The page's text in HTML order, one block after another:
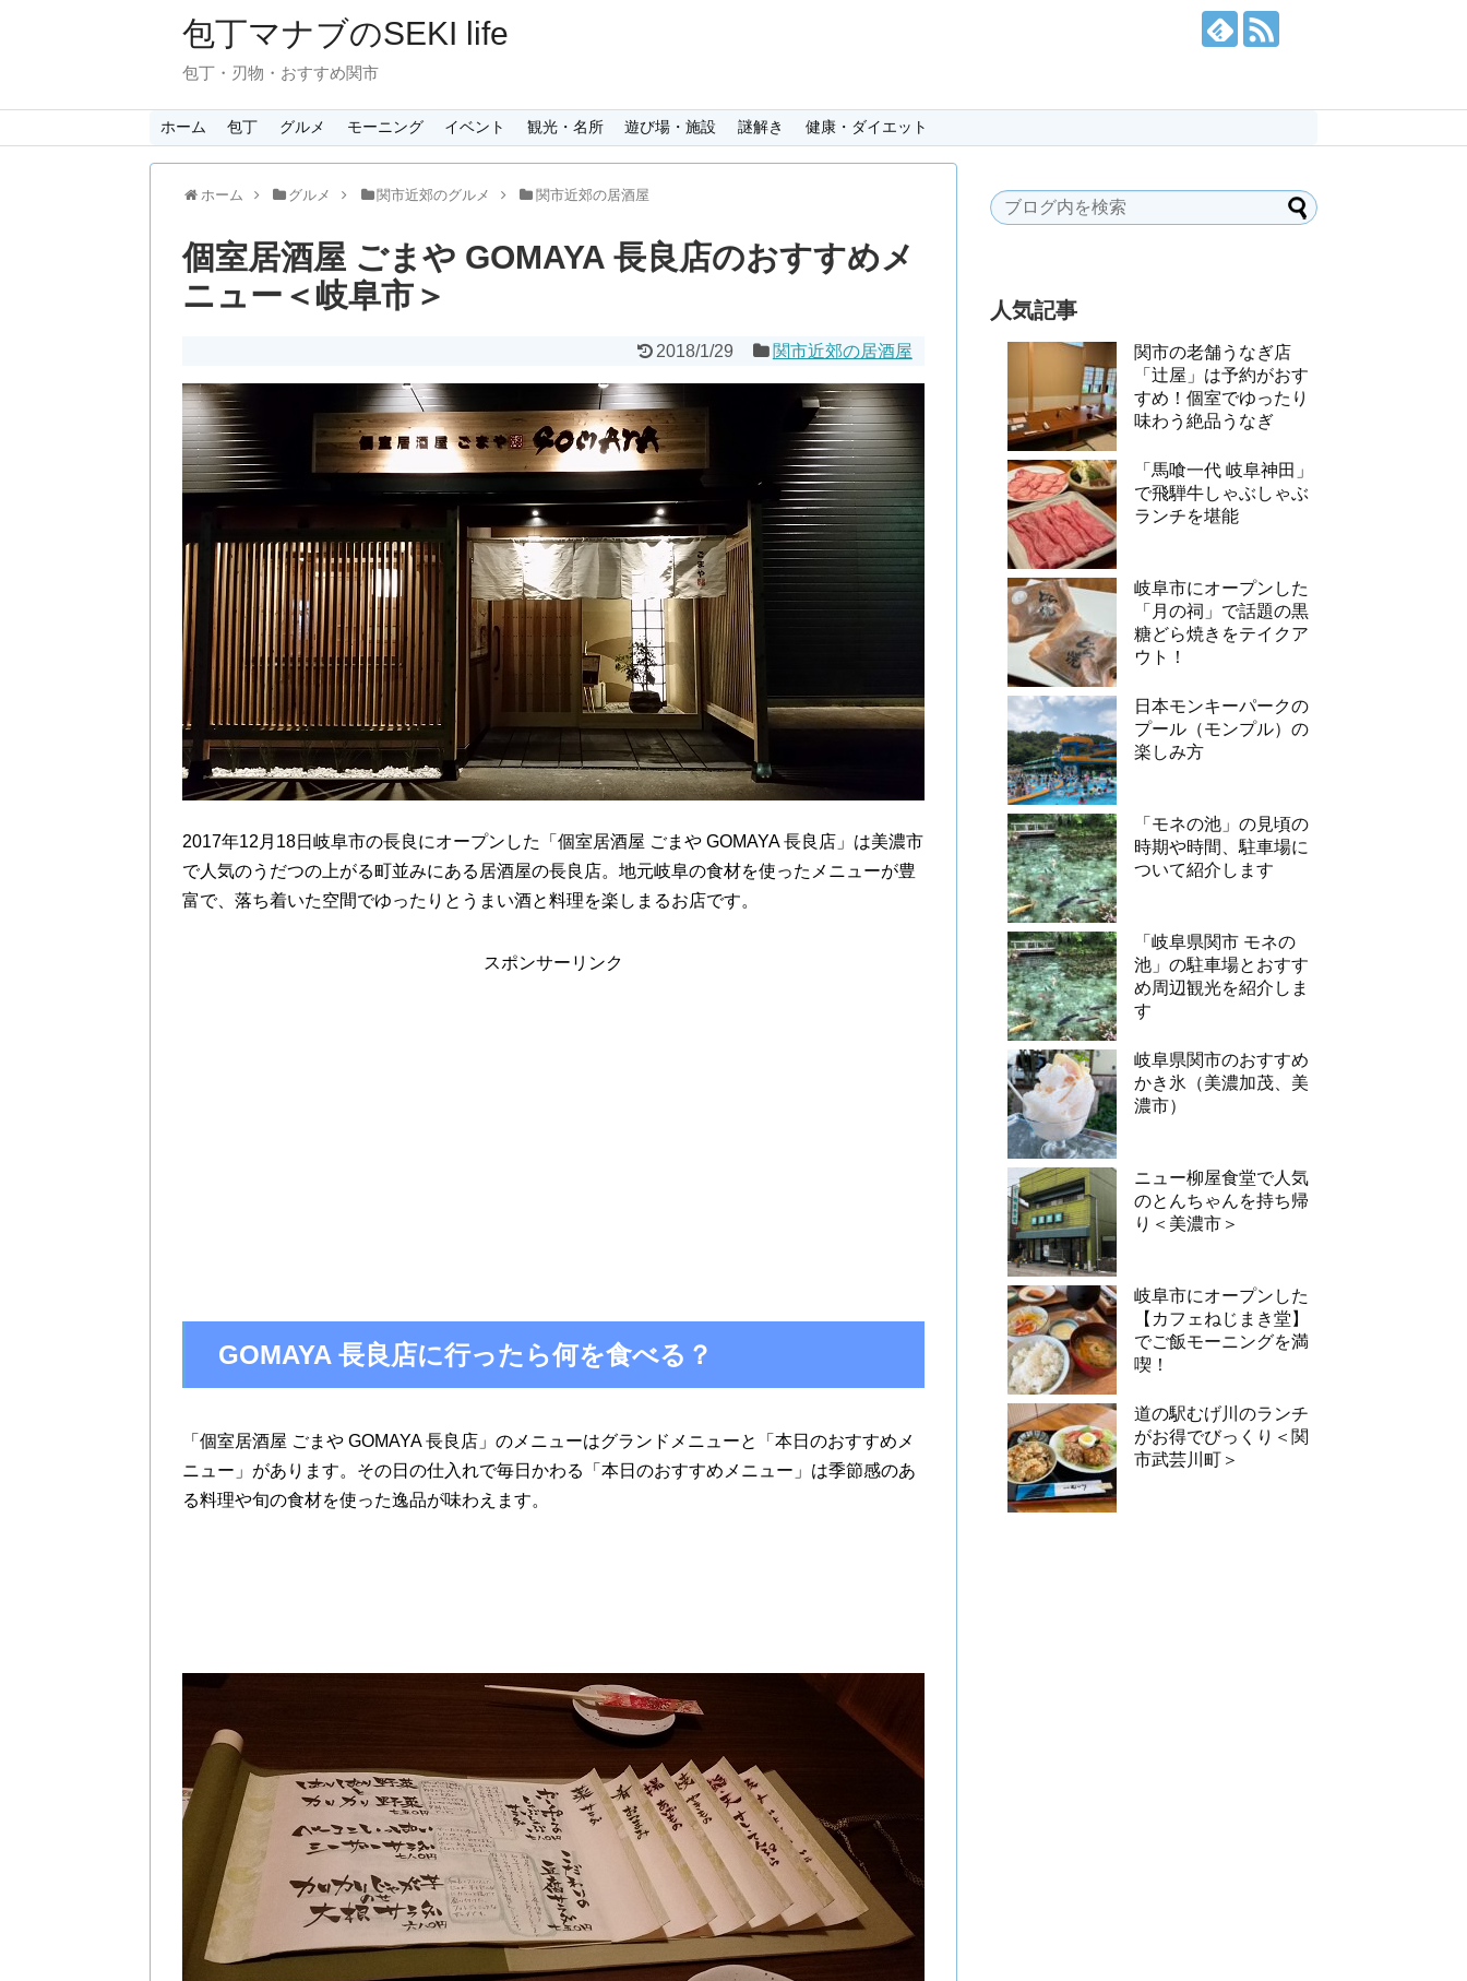
包丁マナブのSEKI life
包丁・刃物・おすすめ関市
ホーム 包丁 グルメ モーニング イベント 観光・名所 遊び場・施設 謎解き 健康・ダイエット
ホーム グルメ 関市近郊のグルメ 関市近郊の居酒屋
個室居酒屋 ごまや GOMAYA 長良店のおすすめメ
ニュー＜岐阜市＞
2018/1/29 関市近郊の居酒屋
2017年12月18日岐阜市の長良にオープンした「個室居酒屋 ごまや GOMAYA 長良店」は美濃市
で人気のうだつの上がる町並みにある居酒屋の長良店。地元岐阜の食材を使ったメニューが豊
富で、落ち着いた空間でゆったりとうまい酒と料理を楽しまるお店です。
スポンサーリンク
GOMAYA 長良店に行ったら何を食べる？
「個室居酒屋 ごまや GOMAYA 長良店」のメニューはグランドメニューと「本日のおすすめメ
ニュー」があります。その日の仕入れで毎日かわる「本日のおすすめメニュー」は季節感のあ
る料理や旬の食材を使った逸品が味わえます。
人気記事
関市の老舗うなぎ店
「辻屋」は予約がおす
すめ！個室でゆったり
味わう絶品うなぎ
「馬喰一代 岐阜神田」
で飛騨牛しゃぶしゃぶ
ランチを堪能
岐阜市にオープンした
「月の祠」で話題の黒
糖どら焼きをテイクア
ウト！
日本モンキーパークの
プール（モンプル）の
楽しみ方
「モネの池」の見頃の
時期や時間、駐車場に
ついて紹介します
「岐阜県関市 モネの
池」の駐車場とおすす
め周辺観光を紹介しま
す
岐阜県関市のおすすめ
かき氷（美濃加茂、美
濃市）
ニュー柳屋食堂で人気
のとんちゃんを持ち帰
り＜美濃市＞
岐阜市にオープンした
【カフェねじまき堂】
でご飯モーニングを満
喫！
道の駅むげ川のランチ
がお得でびっくり＜関
市武芸川町＞